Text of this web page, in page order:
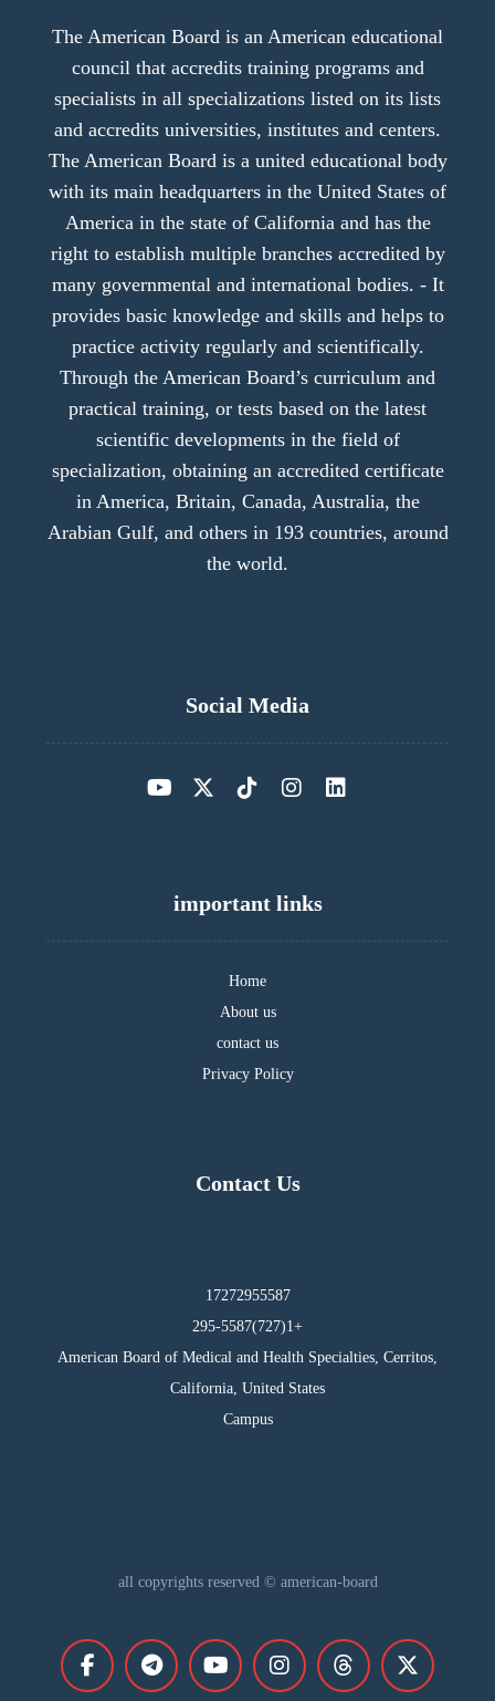
The American Board is an American educational
council that accredits training programs and
specialists in all specializations listed on its lists
and accredits universities, institutes and centers.
The American Board is a united educational body
with its main headquarters in the United States of
America in the state of California and has the
right to establish multiple branches accredited by
many governmental and international bodies. - It
provides basic knowledge and skills and helps to
practice activity regularly and scientifically.
Through the American Board’s curriculum and
practical training, or tests based on the latest
scientific developments in the field of
specialization, obtaining an accredited certificate
in America, Britain, Canada, Australia, the
Arabian Gulf, and others in 193 countries, around
the world.
Social Media
important links
Home
About us
contact us
Privacy Policy
Contact Us
17272955587
295-5587(727)1+
American Board of Medical and Health Specialties, Cerritos,
California, United States
Campus
all copyrights reserved © american-board